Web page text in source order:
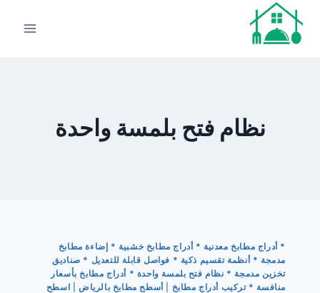
التجاوز
المحتوى
نظام فتح بلمسة واحدة
* أدراج مطابخ معدنية * أدراج مطابخ خشبية * إضاءة مطابخ
مدمجة * أنظمة تقسيم ذكية * فواصل قابلة للتعديل * صناديق
تخزين مدمجة * نظام فتح بلمسة واحدة * أدراج مطابخ بأسعار
منافسة * تركيب أدراج مطابخ
أسطح مطابخ بالرياض
اسطح